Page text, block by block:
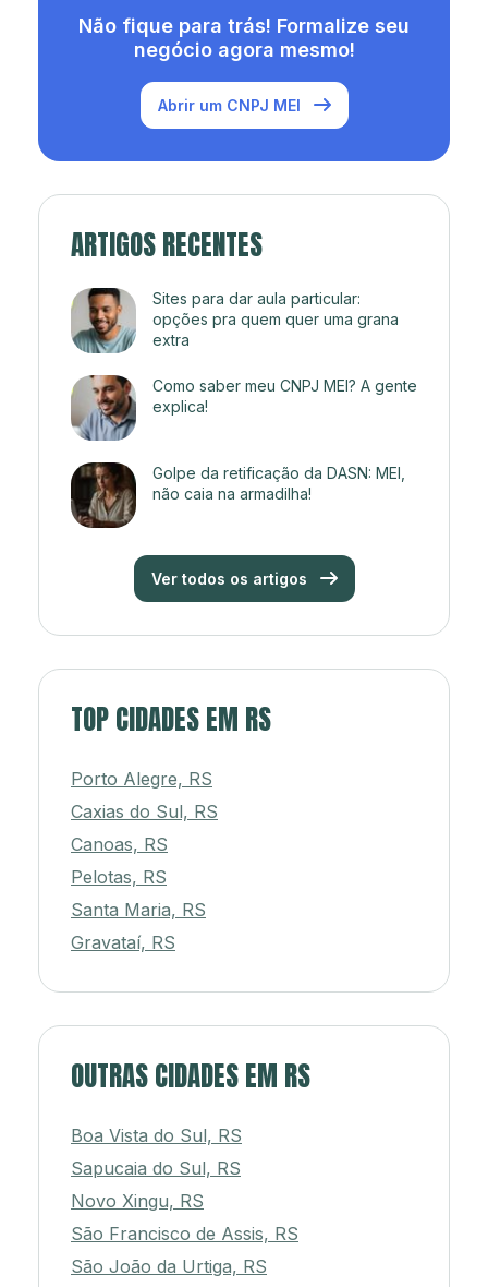
Não fique para trás! Formalize seu
negócio agora mesmo!
Abrir um CNPJ MEI
ARTIGOS RECENTES
Sites para dar aula particular:
opções pra quem quer uma grana
extra
Como saber meu CNPJ MEI? A gente
explica!
Golpe da retificação da DASN: MEI,
não caia na armadilha!
Ver todos os artigos
TOP CIDADES EM RS
Porto Alegre, RS
Caxias do Sul, RS
Canoas, RS
Pelotas, RS
Santa Maria, RS
Gravataí, RS
OUTRAS CIDADES EM RS
Boa Vista do Sul, RS
Sapucaia do Sul, RS
Novo Xingu, RS
São Francisco de Assis, RS
São João da Urtiga, RS